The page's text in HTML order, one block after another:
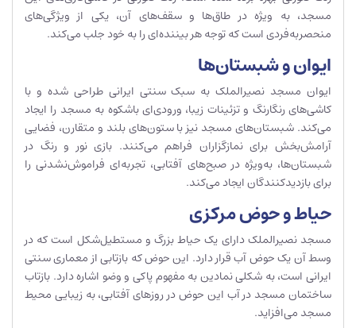
مسجد، به ویژه در طاق‌ها و سقف‌های آن، یکی از ویژگی‌های
منحصربه‌فردی است که توجه هر بیننده‌ای را به خود جلب می‌کند.
ایوان و شبستان‌ها
ایوان مسجد نصیرالملک به سبک سنتی ایرانی طراحی شده و با
کاشی‌های رنگارنگ و تزئینات زیبا، ورودی‌ای باشکوه به مسجد را ایجاد
می‌کند. شبستان‌های مسجد نیز با ستون‌های بلند و متقارن، فضایی
آرامش‌بخش برای نمازگزاران فراهم می‌کنند. بازی نور و رنگ در
شبستان‌ها، به‌ویژه در صبح‌های آفتابی، تجربه‌ای فراموش‌نشدنی را
برای بازدیدکنندگان ایجاد می‌کند.
حیاط و حوض مرکزی
مسجد نصیرالملک دارای یک حیاط بزرگ و مستطیل‌شکل است که در
وسط آن یک حوض آب قرار دارد. این حوض که بازتابی از معماری سنتی
ایرانی است، به شکلی نمادین به مفهوم پاکی و وضو اشاره دارد. بازتاب
ساختمان مسجد در آب این حوض در روزهای آفتابی، به زیبایی محیط
مسجد می‌افزاید.